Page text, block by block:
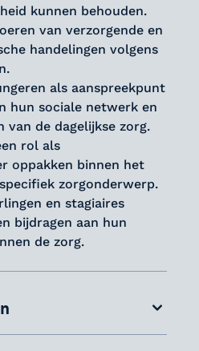
kunnen behouden.
van verzorgende en
handelingen volgens
als aanspreekpunt
hun sociale netwerk en
van de dagelijkse zorg.
rol als
oppakken binnen het
zorgonderwerp.
en stagiaires
bijdragen aan hun
de zorg.
we ons in om jouw